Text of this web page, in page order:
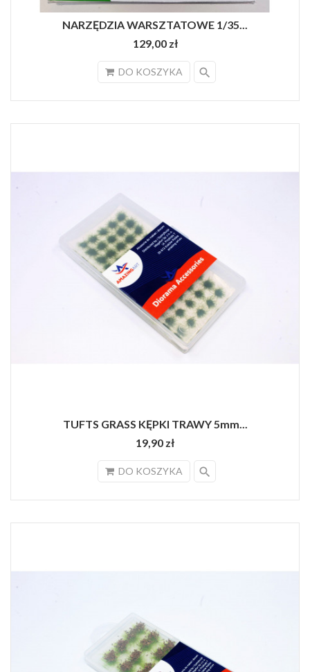
NARZĘDZIA WARSZTATOWE 1/35...
129,00 zł
DO KOSZYKA search
TUFTS GRASS KĘPKI TRAWY 5mm...
19,90 zł
DO KOSZYKA search